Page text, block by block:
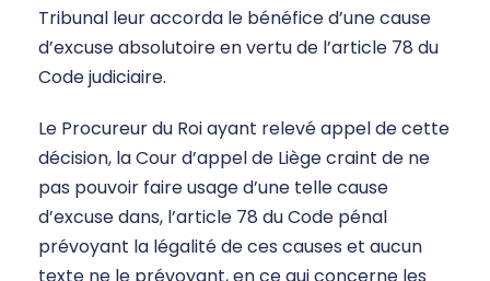
Tribunal leur accorda le bénéfice d’une cause
d’excuse absolutoire en vertu de l’article 78 du
Code judiciaire.
Le Procureur du Roi ayant relevé appel de cette
décision, la Cour d’appel de Liège craint de ne
pas pouvoir faire usage d’une telle cause
d’excuse dans, l’article 78 du Code pénal
prévoyant la légalité de ces causes et aucun
texte ne le prévoyant, en ce qui concerne les